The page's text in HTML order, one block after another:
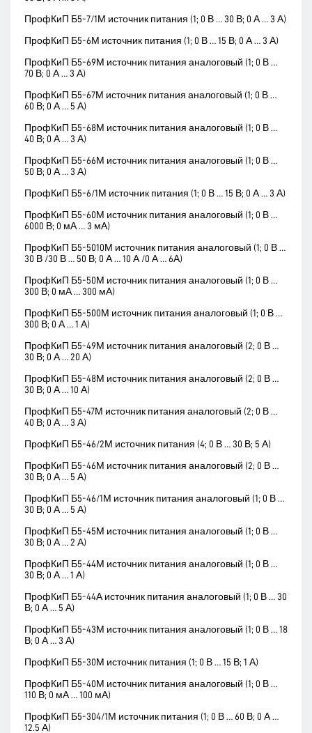
ПрофКиП Б5-7/1М источник питания (1; 0 В … 30 В; 0 А … 3 А)
ПрофКиП Б5-6М источник питания (1; 0 В … 15 В; 0 А … 3 А)
ПрофКиП Б5-69М источник питания аналоговый (1; 0 В …
70 В; 0 А … 3 А)
ПрофКиП Б5-67М источник питания аналоговый (1; 0 В …
60 В; 0 А … 5 А)
ПрофКиП Б5-68М источник питания аналоговый (1; 0 В …
40 В; 0 А … 3 А)
ПрофКиП Б5-66М источник питания аналоговый (1; 0 В …
50 В; 0 А … 3 А)
ПрофКиП Б5-6/1М источник питания (1; 0 В … 15 В; 0 А … 3 А)
ПрофКиП Б5-60М источник питания аналоговый (1; 0 В …
6000 В; 0 мА … 3 мА)
ПрофКиП Б5-5010М источник питания аналоговый (1; 0 В …
30 В /30 В … 50 В; 0 А … 10 А /0 А … 6А)
ПрофКиП Б5-50М источник питания аналоговый (1; 0 В …
300 В; 0 мА … 300 мА)
ПрофКиП Б5-500М источник питания аналоговый (1; 0 В …
300 В; 0 А … 1 А)
ПрофКиП Б5-49М источник питания аналоговый (2; 0 В …
30 В; 0 А … 20 А)
ПрофКиП Б5-48М источник питания аналоговый (2; 0 В …
30 В; 0 А … 10 А)
ПрофКиП Б5-47М источник питания аналоговый (2; 0 В …
40 В; 0 А … 3 А)
ПрофКиП Б5-46/2М источник питания (4; 0 В … 30 В; 5 А)
ПрофКиП Б5-46М источник питания аналоговый (2; 0 В …
30 В; 0 А … 5 А)
ПрофКиП Б5-46/1М источник питания аналоговый (1; 0 В …
30 В; 0 А … 5 А)
ПрофКиП Б5-45М источник питания аналоговый (1; 0 В …
30 В; 0 А … 2 А)
ПрофКиП Б5-44М источник питания аналоговый (1; 0 В …
30 В; 0 А … 1 А)
ПрофКиП Б5-44А источник питания аналоговый (1; 0 В … 30
В; 0 А … 5 А)
ПрофКиП Б5-43М источник питания аналоговый (1; 0 В … 18
В; 0 А … 3 А)
ПрофКиП Б5-30М источник питания (1; 0 В … 15 В; 1 А)
ПрофКиП Б5-40М источник питания аналоговый (1; 0 В …
110 В; 0 мА … 100 мА)
ПрофКиП Б5-304/1М источник питания (1; 0 В … 60 В; 0 А …
12.5 А)